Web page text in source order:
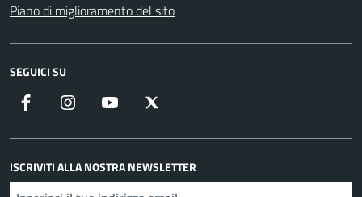
Piano di miglioramento del sito
SEGUICI SU
Facebook Instagram YouTube
ISCRIVITI ALLA NOSTRA NEWSLETTER